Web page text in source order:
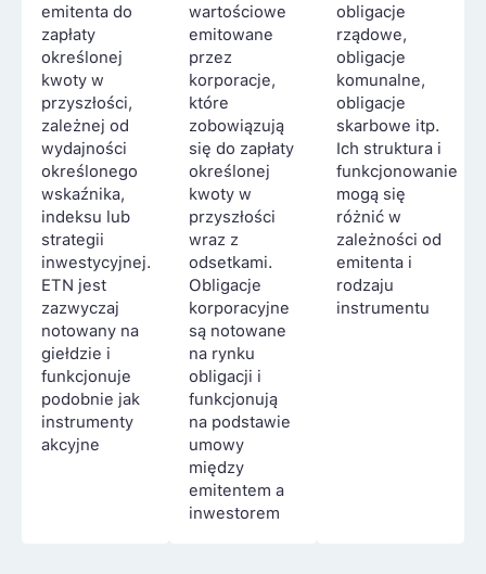
emitenta do
zapłaty
określonej
kwoty w
przyszłości,
zależnej od
wydajności
określonego
wskaźnika,
indeksu lub
strategii
inwestycyjnej.
ETN jest
zazwyczaj
notowany na
giełdzie i
funkcjonuje
podobnie jak
instrumenty
akcyjne
wartościowe
emitowane
przez
korporacje,
które
zobowiązują
się do zapłaty
określonej
kwoty w
przyszłości
wraz z
odsetkami.
Obligacje
korporacyjne
są notowane
na rynku
obligacji i
funkcjonują
na podstawie
umowy
między
emitentem a
inwestorem
obligacje
rządowe,
obligacje
komunalne,
obligacje
skarbowe itp.
Ich struktura i
funkcjonowanie
mogą się
różnić w
zależności od
emitenta i
rodzaju
instrumentu